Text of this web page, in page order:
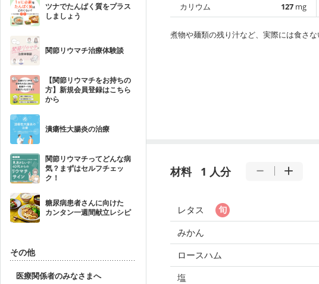
ツナでたんぱく質をプラス
しましょう
関節リウマチ治療体験談
【関節リウマチをお持ちの
方】新規会員登録はこちら
から
潰瘍性大腸炎の治療
関節リウマチってどんな病
気？まずはセルフチェッ
ク！
糖尿病患者さんに向けた
カンタン一週間献立レシピ
その他
医療関係者のみなさまへ
カリウム
127 mg
煮物や麺類の残り汁など、実際には食さ
材料 1 人分
レタス
みかん
ロースハム
塩